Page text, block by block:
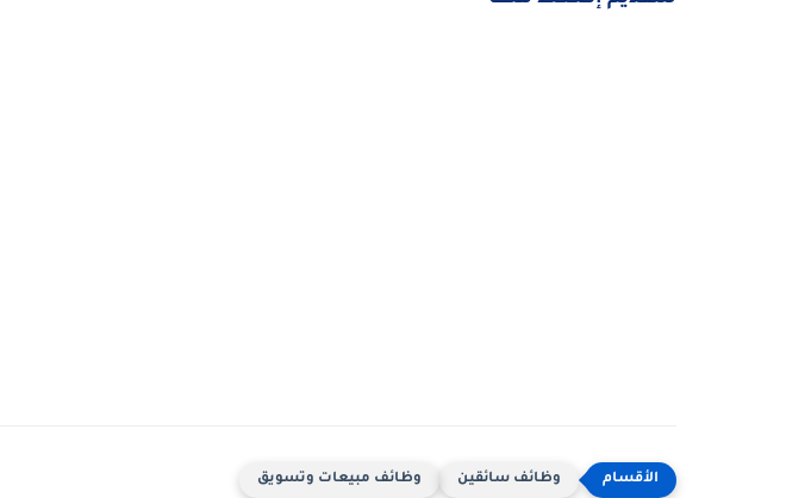
وظائف سائقين وظائف مبيعات وتسويق